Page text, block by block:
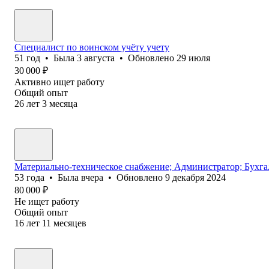
Специалист по воинском учёту учету
51 год • Была 3 августа • Обновлено 29 июля
30 000 ₽
Активно ищет работу
Общий опыт
26 лет 3 месяца
Mатериально-техническое снабжение; Администратор;
53 года • Была вчера • Обновлено 9 декабря 2024
80 000 ₽
Не ищет работу
Общий опыт
16 лет 11 месяцев